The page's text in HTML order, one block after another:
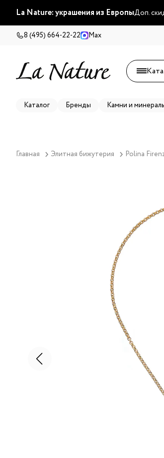
La Nature: украшения из ЕвропыДоп.
8 (495) 664-22-22 Max
Каталог Бренды Камни и
Главная Элитная бижутерия Polina